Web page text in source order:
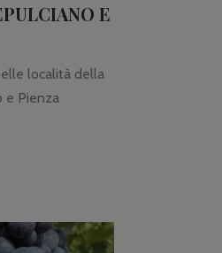
E
località della
e Pienza